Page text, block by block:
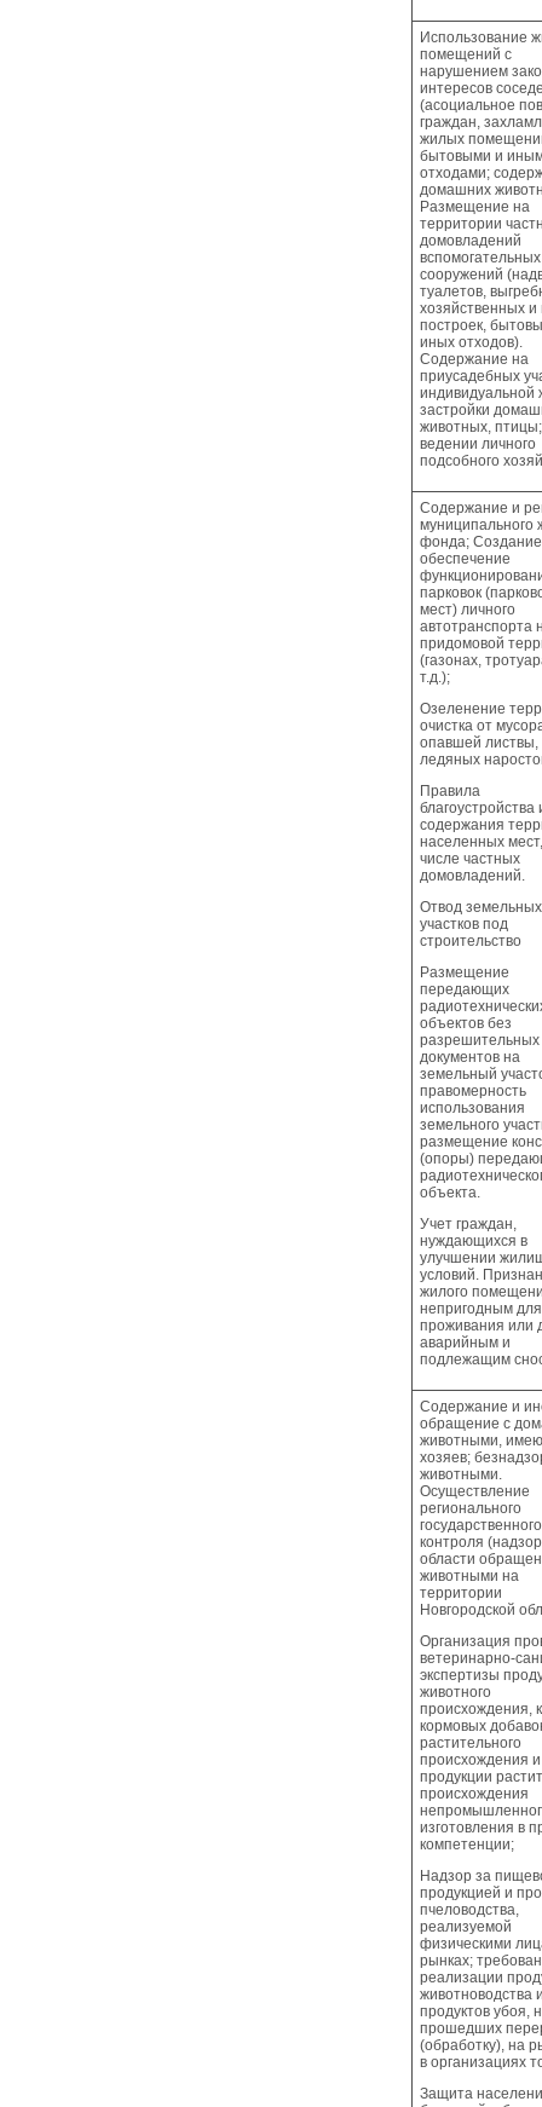
Использование
помещений с
нарушением
интересов
(асоциальное
граждан,
жилых
бытовыми и
отходами;
домашних
Размещение на
территории
домовладений
сооружений
туалетов,
хозяйственных
построек,
иных отходов).
Содержание на
приусадебных
индивидуальной
застройки
животных,
ведении личного
подсобного
Содержание и
муниципального
фонда;
обеспечение
парковок
мест) личного
автотранспорта
придомовой
(газонах,
т.д.);
Озеленение
очистка от
опавшей листвы,
ледяных
Правила
благоустройства
содержания
населенных
числе частных
домовладений.
Отвод земельных
участков под
строительство
Размещение
передающих
объектов без
разрешительных
документов на
земельный
правомерность
использования
земельного
размещение
(опоры)
объекта.
Учет граждан,
нуждающихся в
улучшении
условий.
жилого
непригодным для
проживания или
аварийным и
подлежащим
Содержание и
обращение с
животными,
хозяев;
животными.
Осуществление
регионального
государственного
контроля
области
животными на
территории
Новгородской
Организация
ветеринарно-
экспертизы
животного
происхождения,
кормовых
растительного
происхождения и
продукции
происхождения
изготовления в
компетенции;
Надзор за
продукцией и
пчеловодства,
реализуемой
физическими
рынках;
реализации
животноводства
продуктов убоя,
прошедших
(обработку), на
в организациях
Защита